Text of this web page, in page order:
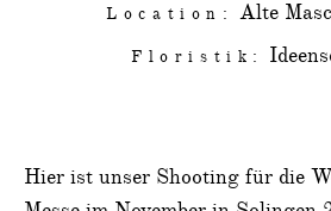
Location: Alte
Floristik:
Hier ist unser Shooting für die